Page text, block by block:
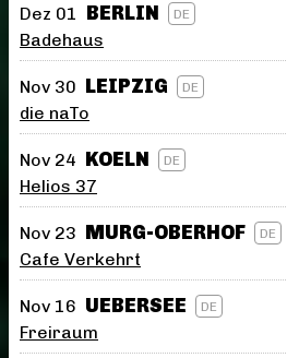
Dez 01 DE
BERLIN
Badehaus
Nov 30 DE
LEIPZIG
die naTo
Nov 24 DE
KOELN
Helios 37
Nov 23 DE
MURG-OBERHOF
Cafe Verkehrt
Nov 16 DE
UEBERSEE
Freiraum